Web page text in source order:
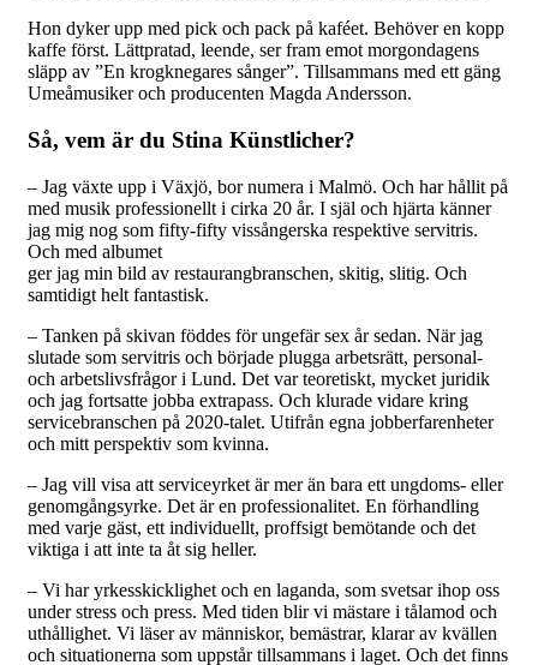
Hon dyker upp med pick och pack på kaféet. Behöver en kopp
kaffe först. Lättpratad, leende, ser fram emot morgondagens
släpp av ”En krogknegares sånger”. Tillsammans med ett gäng
Umeåmusiker och producenten Magda Andersson.
Så, vem är du Stina Künstlicher?
– Jag växte upp i Växjö, bor numera i Malmö. Och har hållit på
med musik professionellt i cirka 20 år. I själ och hjärta känner
jag mig nog som fifty-fifty vissångerska respektive servitris.
Och med albumet
ger jag min bild av restaurangbranschen, skitig, slitig. Och
samtidigt helt fantastisk.
– Tanken på skivan föddes för ungefär sex år sedan. När jag
slutade som servitris och började plugga arbetsrätt, personal-
och arbetslivsfrågor i Lund. Det var teoretiskt, mycket juridik
och jag fortsatte jobba extrapass. Och klurade vidare kring
servicebranschen på 2020-talet. Utifrån egna jobberfarenheter
och mitt perspektiv som kvinna.
– Jag vill visa att serviceyrket är mer än bara ett ungdoms- eller
genomgångsyrke. Det är en professionalitet. En förhandling
med varje gäst, ett individuellt, proffsigt bemötande och det
viktiga i att inte ta åt sig heller.
– Vi har yrkesskicklighet och en laganda, som svetsar ihop oss
under stress och press. Med tiden blir vi mästare i tålamod och
uthållighet. Vi läser av människor, bemästrar, klarar av kvällen
och situationerna som uppstår tillsammans i laget. Och det finns